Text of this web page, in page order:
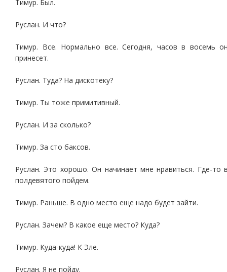
Тимур. Был.
Руслан. И что?
Тимур. Все. Нормально все. Сегодня, часов в восемь
принесет.
Руслан. Туда? На дискотеку?
Тимур. Ты тоже примитивный.
Руслан. И за сколько?
Тимур. За сто баксов.
Руслан. Это хорошо. Он начинает мне нравиться. Где-то
полдевятого пойдем.
Тимур. Раньше. В одно место еще надо будет зайти.
Руслан. Зачем? В какое еще место? Куда?
Тимур. Куда-куда! К Эле.
Руслан. Я не пойду.